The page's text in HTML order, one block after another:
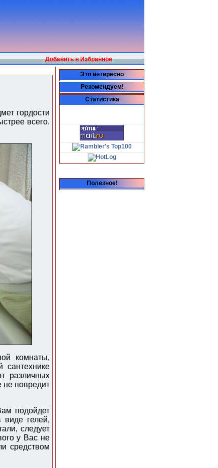
Добавить в Избранное
гордости
всего.
комнаты,
различных
не повредит
подойдет
гелей,
следует
у Вас не
средством
Это интересно
Рекомендуем!
Статистика
Полезное!